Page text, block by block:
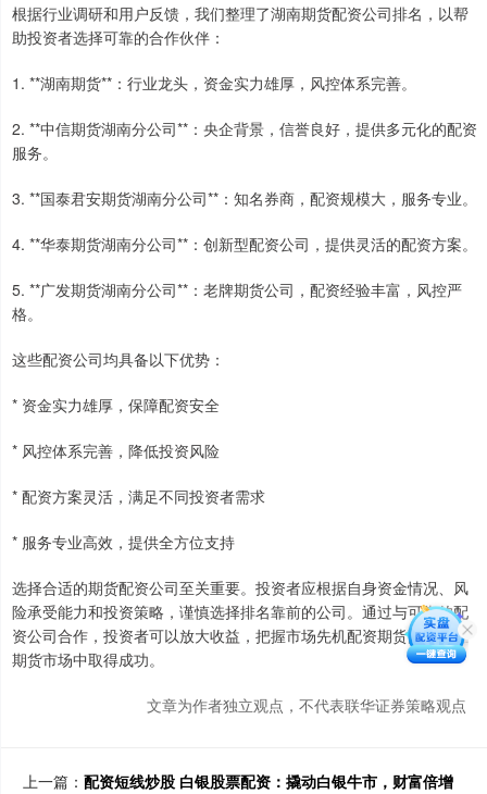
根据行业调研和用户反馈，我们整理了湖南期货配资公司排名，以帮
助投资者选择可靠的合作伙伴：
1. **湖南期货**：行业龙头，资金实力雄厚，风控体系完善。
2. **中信期货湖南分公司**：央企背景，信誉良好，提供多元化的配资
服务。
3. **国泰君安期货湖南分公司**：知名券商，配资规模大，服务专业。
4. **华泰期货湖南分公司**：创新型配资公司，提供灵活的配资方案。
5. **广发期货湖南分公司**：老牌期货公司，配资经验丰富，风控严
格。
这些配资公司均具备以下优势：
* 资金实力雄厚，保障配资安全
* 风控体系完善，降低投资风险
* 配资方案灵活，满足不同投资者需求
* 服务专业高效，提供全方位支持
选择合适的期货配资公司至关重要。投资者应根据自身资金情况、风
险承受能力和投资策略，谨慎选择排名靠前的公司。通过与可靠的配
资公司合作，投资者可以放大收益，把握市场先机配资期货配资，在
期货市场中取得成功。
文章为作者独立观点，不代表联华证券策略观点
上一篇： 配资短线炒股 白银股票配资：撬动白银牛市，财富倍增